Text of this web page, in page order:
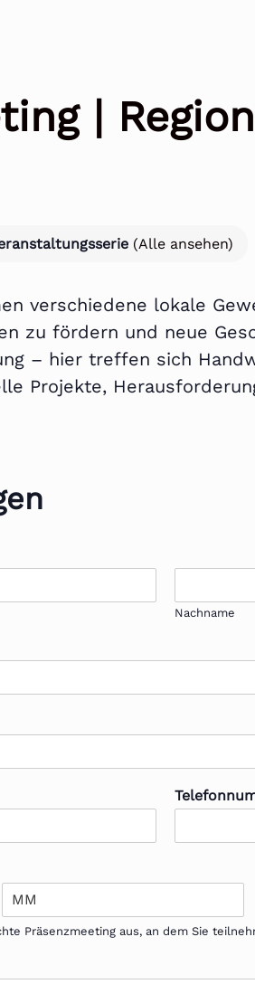
|
(Alle ansehen)
verschiedene lokale
zu fördern und neue
– hier treffen sich
Projekte,
Nachname
Präsenzmeeting aus, an dem Sie